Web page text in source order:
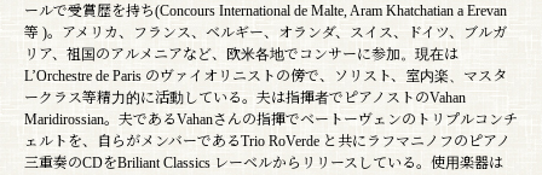
ールで受賞歴を持ち(Concours International de Malte, Aram Khatchatian a Erevan
等 )。アメリカ、フランス、ベルギー、オランダ、スイス、ドイツ、ブルガ
リア、祖国のアルメニアなど、欧米各地でコンサーに参加。現在は
L’Orchestre de Paris のヴァイオリニストの傍で、ソリスト、室内楽、マスタ
ークラス等精力的に活動している。夫は指揮者でピアノストのVahan
Maridirossian。夫であるVahanさんの指揮でベートーヴェンのトリプルコンチ
ェルトを、自らがメンバーであるTrio RoVerde と共にラフマニノフのピアノ
三重奏のCDをBriliant Classics レーベルからリリースしている。使用楽器は